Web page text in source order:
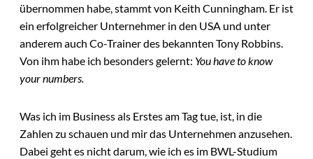
übernommen habe, stammt von Keith Cunningham. Er ist
ein erfolgreicher Unternehmer in den USA und unter
anderem auch Co-Trainer des bekannten Tony Robbins.
Von ihm habe ich besonders gelernt: You have to know
your numbers.
Was ich im Business als Erstes am Tag tue, ist, in die
Zahlen zu schauen und mir das Unternehmen anzusehen.
Dabei geht es nicht darum, wie ich es im BWL-Studium